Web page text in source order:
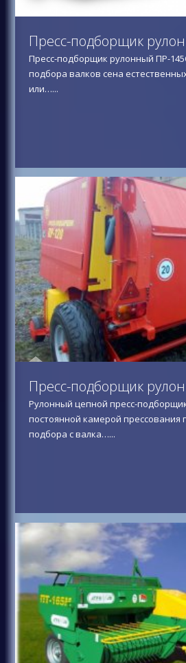
Пресс-подборщик
Пресс-подборщик рулонный ПР-
подбора валков сена
или…...
Пресс-подборщик
Рулонный цепной пресс-
постоянной камерой прессования
подбора с валка…...